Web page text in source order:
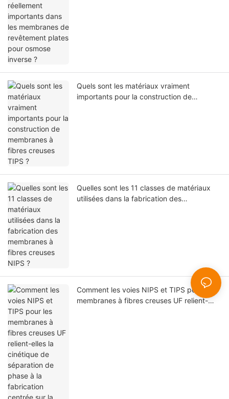
Quels sont les matériaux vraiment
importants pour la construction de
Quelles sont les 11 classes de matériaux
utilisées dans la fabrication des
Comment les voies NIPS et TIPS pour les
membranes à fibres creuses UF relient-